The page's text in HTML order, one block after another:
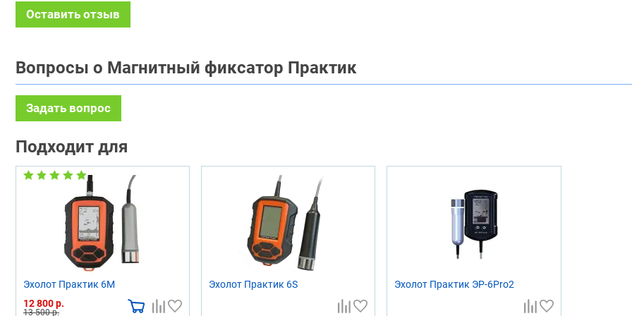
Оставить отзыв
Вопросы о Магнитный фиксатор Практик
Задать вопрос
Подходит для
Эхолот Практик 6М
12 800 р.
13 500 р.
Эхолот Практик 6S Эхолот Практик ЭР-6Pro2